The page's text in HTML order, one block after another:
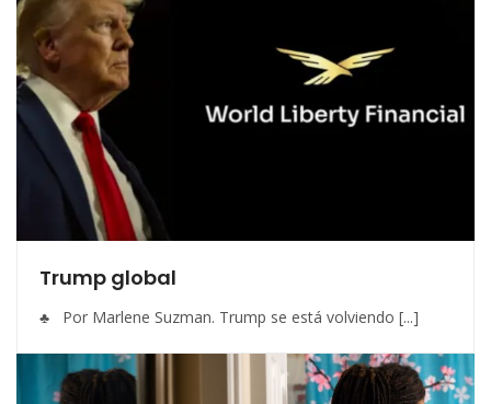
Trump global
♣ Por Marlene Suzman. Trump se está volviendo [...]